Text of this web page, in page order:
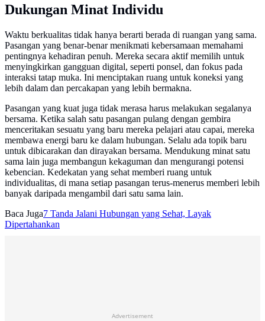
Dukungan Minat Individu
Waktu berkualitas tidak hanya berarti berada di ruangan yang sama.
Pasangan yang benar-benar menikmati kebersamaan memahami
pentingnya kehadiran penuh. Mereka secara aktif memilih untuk
menyingkirkan gangguan digital, seperti ponsel, dan fokus pada
interaksi tatap muka. Ini menciptakan ruang untuk koneksi yang
lebih dalam dan percakapan yang lebih bermakna.
Pasangan yang kuat juga tidak merasa harus melakukan segalanya
bersama. Ketika salah satu pasangan pulang dengan gembira
menceritakan sesuatu yang baru mereka pelajari atau capai, mereka
membawa energi baru ke dalam hubungan. Selalu ada topik baru
untuk dibicarakan dan dirayakan bersama. Mendukung minat satu
sama lain juga membangun kekaguman dan mengurangi potensi
kebencian. Kedekatan yang sehat memberi ruang untuk
individualitas, di mana setiap pasangan terus-menerus memberi lebih
banyak daripada mengambil dari satu sama lain.
Baca Juga7 Tanda Jalani Hubungan yang Sehat, Layak
Dipertahankan
Advertisement